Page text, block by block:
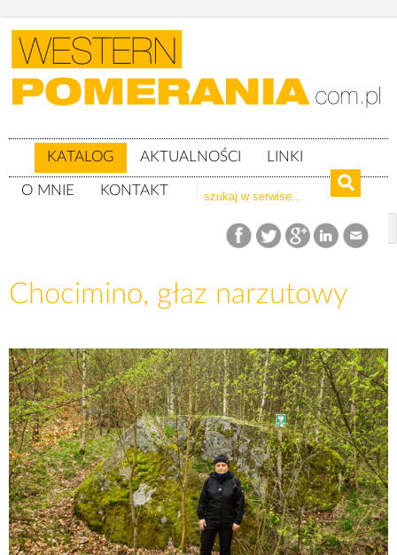
KATALOG AKTUALNOŚCI LINKI
O MNIE KONTAKT
woj. zachodniopomorskie
Chocimino, głaz narzutowy